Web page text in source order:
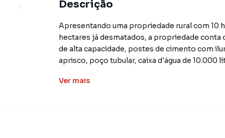
Descrição
Apresentando uma propriedade rural com 10
hectares já desmatados, a propriedade
de alta capacidade, postes de cimento com
aprisco, poço tubular, caixa d'água de 10.000
Ver mais